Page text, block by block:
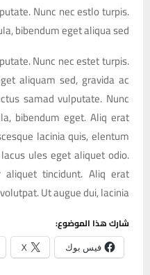
Nunc nec estlo turpis.
bibendum eget aliqua sed.
Nunc nec estet turpis.
aliquam sed, gravida ac
samad vulputate. Nunc
bibendum eget. Aliq erat
lacinia quis, elentum
ules eget aliquet odio.
tincidunt. Aliq erat
volutpat. Ut augue dui, lacinia…
شارك هذا الموضوع:
فيس بوك X